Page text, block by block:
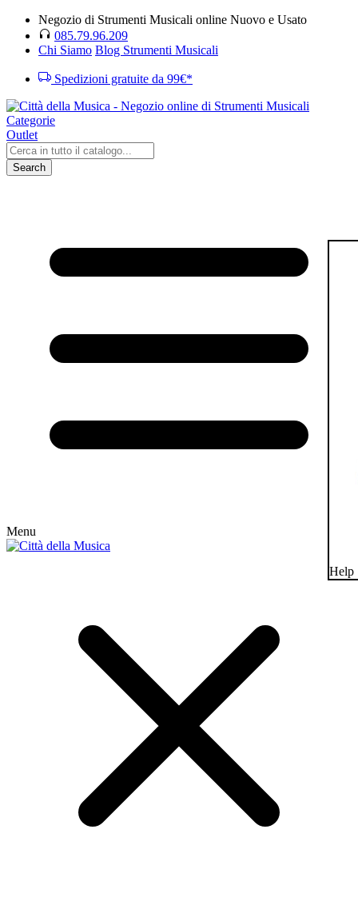
Negozio di Strumenti Musicali online Nuovo e Usato
085.79.96.209
Chi Siamo Blog Strumenti Musicali
Spedizioni gratuite da 99€*
Categorie
Outlet
Search
Menu
Help